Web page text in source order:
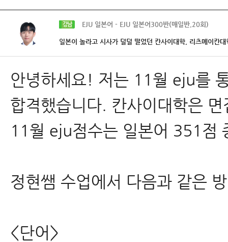
강남 EJU 일본어 - EJU 일본어300반(매일반,20회)
일본이 놀라고 시사가 덜덜 떨었던 칸사이대학, 리츠메이칸
안녕하세요! 저는 11월 eju를
합격했습니다. 칸사이대학은
11월 eju점수는 일본어 351점
정현쌤 수업에서 다음과 같은
<단어>